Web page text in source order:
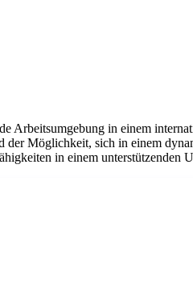
Arbeitsumgebung in einem
Möglichkeit, sich in einem
in einem unterstützenden